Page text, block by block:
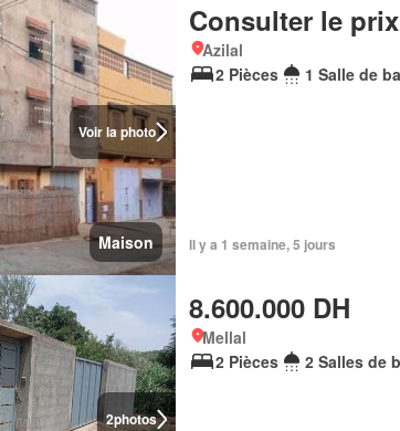
Voir la photo
Maison
Consulter le prix
Azilal
2 Pièces
1 Salle de
Il y a 1 semaine, 5 jours
2photos
8.600.000 DH
Mellal
2 Pièces
2 Salles de